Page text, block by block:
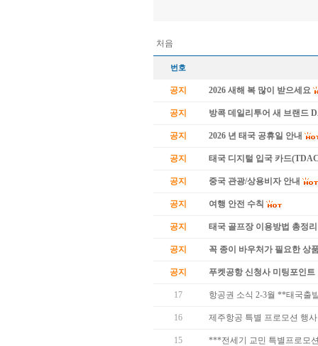
처음
번호
공지 2026 새해 복 많이 받으세요
공지 방콕 데일리투어 새 브랜드
공지 2026 년 태국 공휴일 안내
공지 태국 디지털 입국 카드
공지 중국 관광/상용비자 안내
공지 여행 안전 수칙
공지 태국 골프장 이용방법 총정리
공지 꼭 종이 바우처가 필요한 상
공지 푸켓공항 신청사 미팅포인트
17 항공권 소식 2-3월 **태국출
16 제주항공 특별 프로모션 행사
15 ***전세기 교민 특별프로모